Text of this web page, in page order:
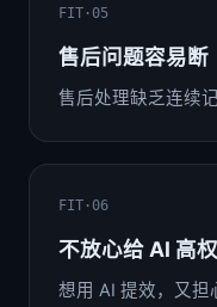
FIT·05
售后问题容易断
售后处理缺乏连续
FIT·06
不放心给 AI 高
想用 AI 提效，又担